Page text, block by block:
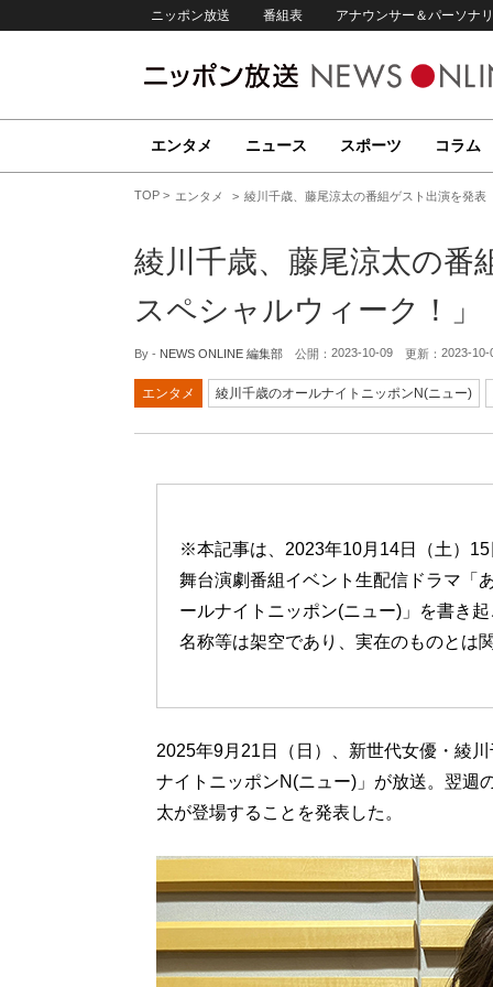
ニッポン放送 番組表 アナウンサー＆パーソナ
エンタメ ニュース スポーツ コラム
TOP エンタメ 綾川千歳、藤尾涼太の番組ゲスト出演を発表
綾川千歳、藤尾涼太の番
スペシャルウィーク！」
By - NEWS ONLINE 編集部 公開： 2023-10-09 更新： 2023-10-
エンタメ 綾川千歳のオールナイトニッポンN(ニュー)
※本記事は、2023年10月14日（土）
舞台演劇番組イベント生配信ドラマ「
ールナイトニッポン(ニュー)」を書き
名称等は架空であり、実在のものとは
2025年9月21日（日）、新世代女優・綾
ナイトニッポンN(ニュー)」が放送。翌週
太が登場することを発表した。